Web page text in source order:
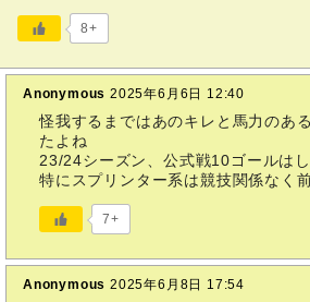
8+
Anonymous 2025年6月6日 12:40
怪我するまではあのキレと馬力のあ
たよね
23/24シーズン、公式戦10ゴールは
特にスプリンター系は競技関係なく
7+
Anonymous 2025年6月8日 17:54